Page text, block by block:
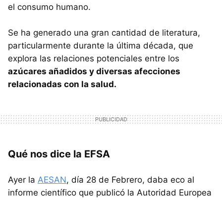
el consumo humano.
Se ha generado una gran cantidad de literatura,
particularmente durante la última década, que
explora las relaciones potenciales entre los
azúcares añadidos y diversas afecciones
relacionadas con la salud.
Qué nos dice la EFSA
Ayer la AESAN, día 28 de Febrero, daba eco al
informe científico que publicó la Autoridad Europea